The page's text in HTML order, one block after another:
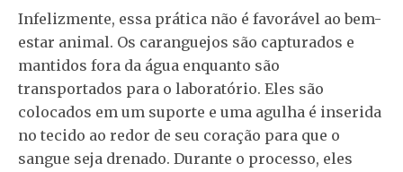
Infelizmente, essa prática não é favorável ao bem-
estar animal. Os caranguejos são capturados e
mantidos fora da água enquanto são
transportados para o laboratório. Eles são
colocados em um suporte e uma agulha é inserida
no tecido ao redor de seu coração para que o
sangue seja drenado. Durante o processo, eles